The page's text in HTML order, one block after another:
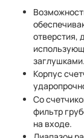
отверстия,
заглушками.
Корпус
Со
фильтр
на входе.